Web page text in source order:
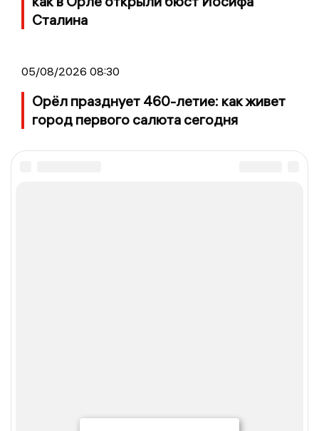
Сталина
05/08/2026 08:30
Орёл празднует 460-летие: как живет
город первого салюта сегодня